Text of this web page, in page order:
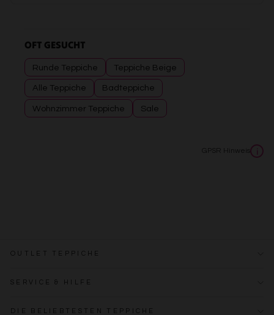
OFT GESUCHT
Runde Teppiche Teppiche Beige
Alle Teppiche Badteppiche
Wohnzimmer Teppiche Sale
GPSR Hinweis i
OUTLET TEPPICHE
SERVICE & HILFE
DIE BELIEBTESTEN TEPPICHE